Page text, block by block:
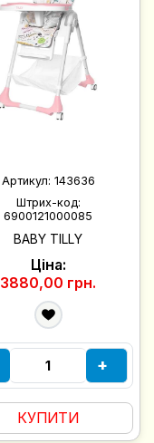
Артикул: 143636
Штрих-код:
6900121000085
BABY TILLY
Ціна:
3880,00 грн.
+
КУПИТИ